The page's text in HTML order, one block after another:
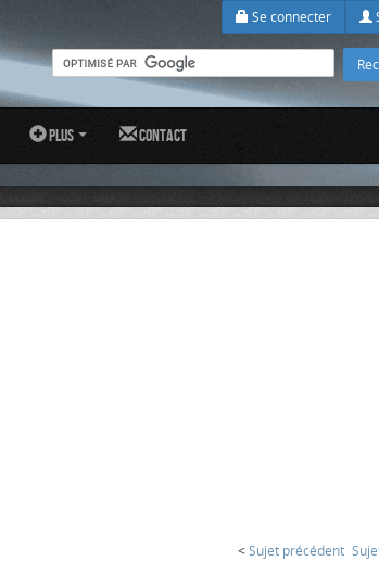
Se connecter
Plus Contact
< Sujet précédent